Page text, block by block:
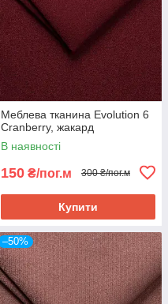
Меблева тканина Evolution 6
Cranberry, жакард
В наявності
150 ₴/пог.м 300 ₴/пог.м
Купити
–50%